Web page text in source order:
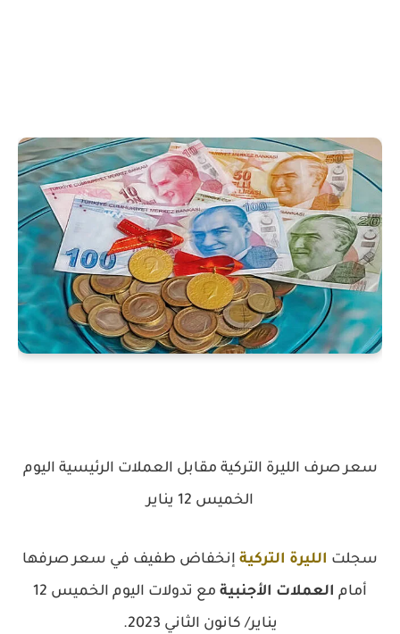
سعر صرف الليرة التركية مقابل العملات الرئيسية اليوم
الخميس 12 يناير
سجلت الليرة التركية إنخفاض طفيف في سعر صرفها
أمام العملات الأجنبية
مع تدولات اليوم الخميس 12
يناير/ كانون الثاني 2023.